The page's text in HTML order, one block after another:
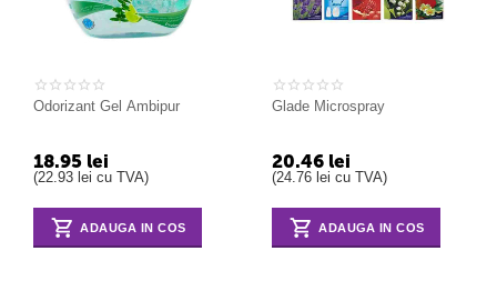
Odorizant Gel Ambipur
18.95 lei
(22.93 lei cu TVA)
ADAUGA IN COS
Glade Microspray
20.46 lei
(24.76 lei cu TVA)
ADAUGA IN COS